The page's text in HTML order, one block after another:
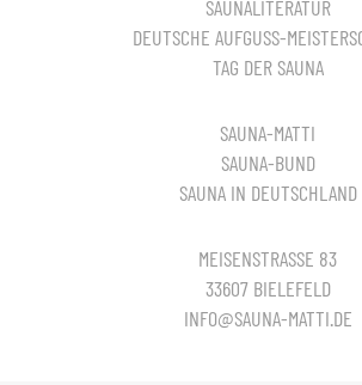
SAUNALITERATUR
DEUTSCHE AUFGUSS-
TAG DER SAUNA
SAUNA-MATTI
SAUNA-BUND
SAUNA IN DEUTSCHLAND
MEISENSTRASSE 83
33607 BIELEFELD
INFO@SAUNA-MATTI.DE